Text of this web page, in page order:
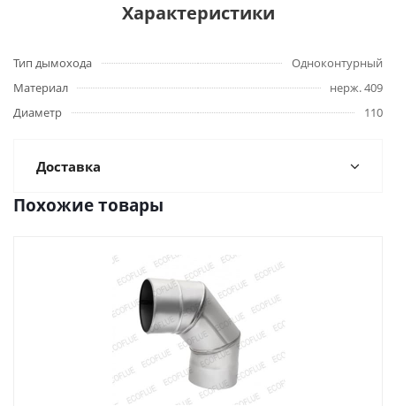
Характеристики
Тип дымохода
Одноконтурный
Материал
нерж. 409
Диаметр
110
Доставка
Похожие товары